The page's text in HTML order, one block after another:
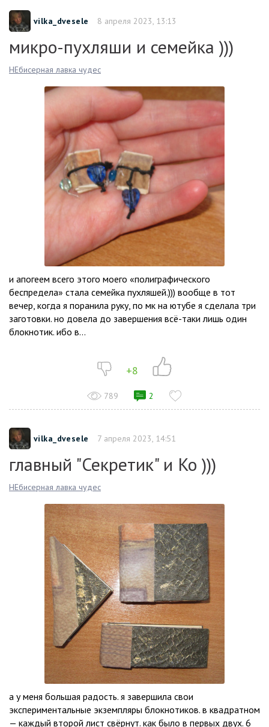
vilka_dvesele 8 апреля 2023, 13:13
микро-пухляши и семейка )))
НЕбисерная лавка чудес
и апогеем всего этого моего «полиграфического
беспредела» стала семейка пухляшей.))) вообще в тот
вечер, когда я поранила руку, по мк на ютубе я сделала три
заготовки. но довела до завершения всё-таки лишь один
блокнотик. ибо в...
+8
789 2
vilka_dvesele 7 апреля 2023, 14:51
главный "Секретик" и Ко )))
НЕбисерная лавка чудес
а у меня большая радость. я завершила свои
экспериментальные экземпляры блокнотиков. в квадратном
— каждый второй лист свёрнут. как было в первых двух. 6